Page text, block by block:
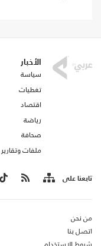
الأخبار
سياسة
تغطيات
اقتصاد
رياضة
صحافة
ملفات وتقارير
تابعنا على
من نحن
اتصل بنا